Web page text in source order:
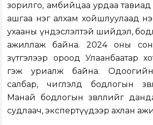
зорилго, амбийцаа урдаа
ашгаа нэг алхам хойшлуулаад
ухааны үндэслэлтэй шийдэл,
ажиллаж байна. 2024 оны
зүтгэлээр ороод Улаанбаатар
гэж уриалж байна.
салбар, чиглэлд бодлогын
Манай бодлогын зөвлөлийг
судлаач, экспертүүдээр ахлан